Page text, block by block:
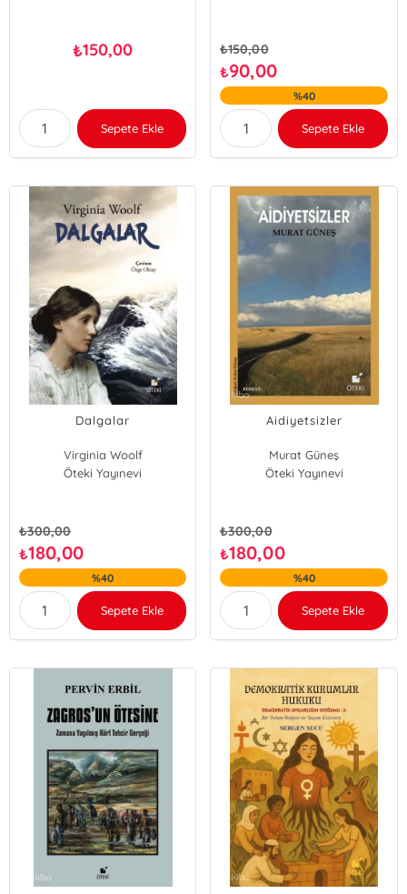
₺150,00
Sepete Ekle
₺150,00
₺90,00
%40
Sepete Ekle
Dalgalar
Virginia Woolf
Öteki Yayınevi
₺300,00
₺180,00
%40
Sepete Ekle
Aidiyetsizler
Murat Güneş
Öteki Yayınevi
₺300,00
₺180,00
%40
Sepete Ekle